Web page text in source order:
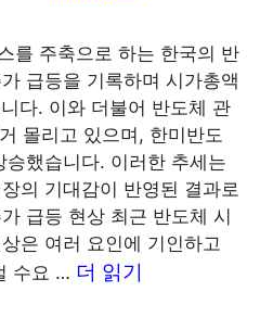
를 주축으로 하는 한국의 반
급등을 기록하며 시가총액
다. 이와 더불어 반도체 관
몰리고 있으며, 한미반도
했습니다. 이러한 추세는
의 기대감이 반영된 결과로
급등 현상 최근 반도체 시
은 여러 요인에 기인하고
수요 … 더 읽기